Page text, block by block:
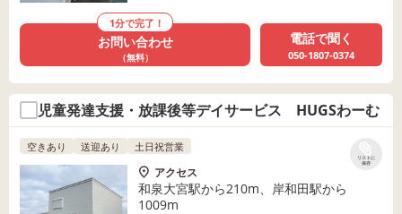
1分で完了！
お問い合わせ
（無料）
電話で聞く
050-1807-0374
児童発達支援・放課後等デイサービス HUGSわーむ
リストに
保存
空きあり 送迎あり 土日祝営業
アクセス
和泉大宮駅から210m、岸和田駅から
1009m